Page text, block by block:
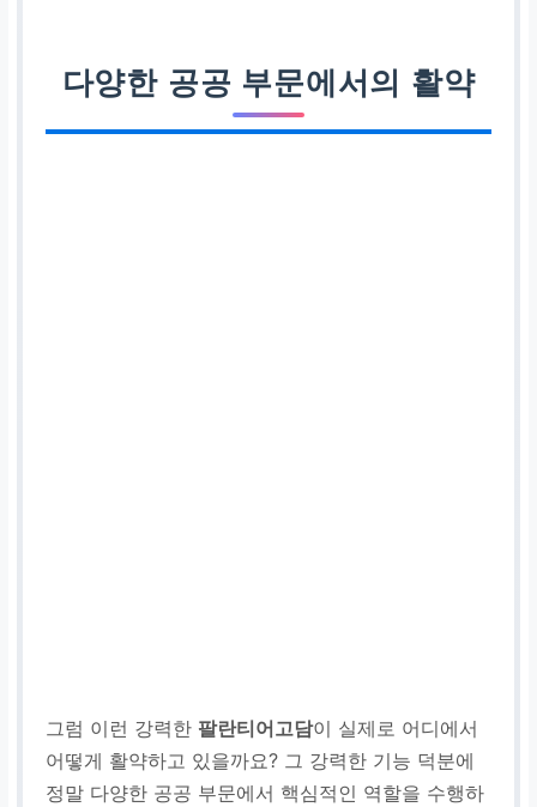
다양한 공공 부문에서의 활약
그럼 이런 강력한 팔란티어고담이 실제로 어디에서
어떻게 활약하고 있을까요? 그 강력한 기능 덕분에
정말 다양한 공공 부문에서 핵심적인 역할을 수행하